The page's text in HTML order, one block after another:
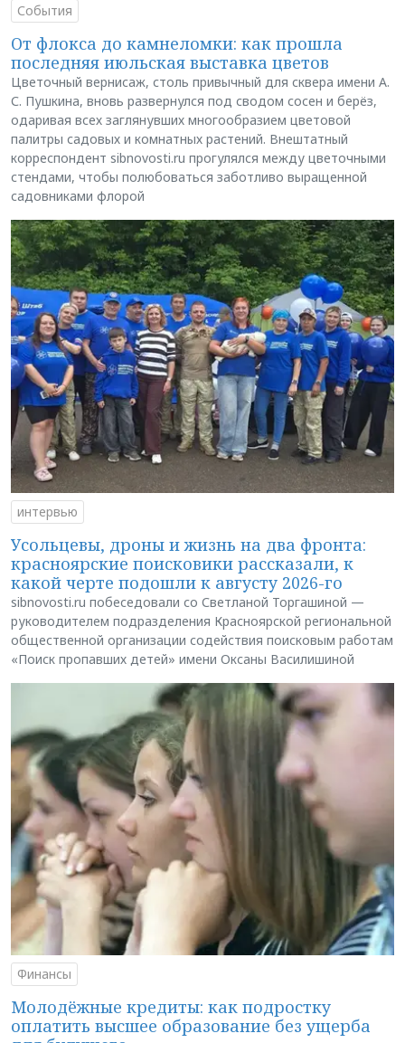
События
От флокса до камнеломки: как прошла
последняя июльская выставка цветов
Цветочный вернисаж, столь привычный для сквера имени А.
С. Пушкина, вновь развернулся под сводом сосен и берёз,
одаривая всех заглянувших многообразием цветовой
палитры садовых и комнатных растений. Внештатный
корреспондент sibnovosti.ru прогулялся между цветочными
стендами, чтобы полюбоваться заботливо выращенной
садовниками флорой
интервью
Усольцевы, дроны и жизнь на два фронта:
красноярские поисковики рассказали, к
какой черте подошли к августу 2026-го
sibnovosti.ru побеседовали со Светланой Торгашиной —
руководителем подразделения Красноярской региональной
общественной организации содействия поисковым работам
«Поиск пропавших детей» имени Оксаны Василишиной
Финансы
Молодёжные кредиты: как подростку
оплатить высшее образование без ущерба